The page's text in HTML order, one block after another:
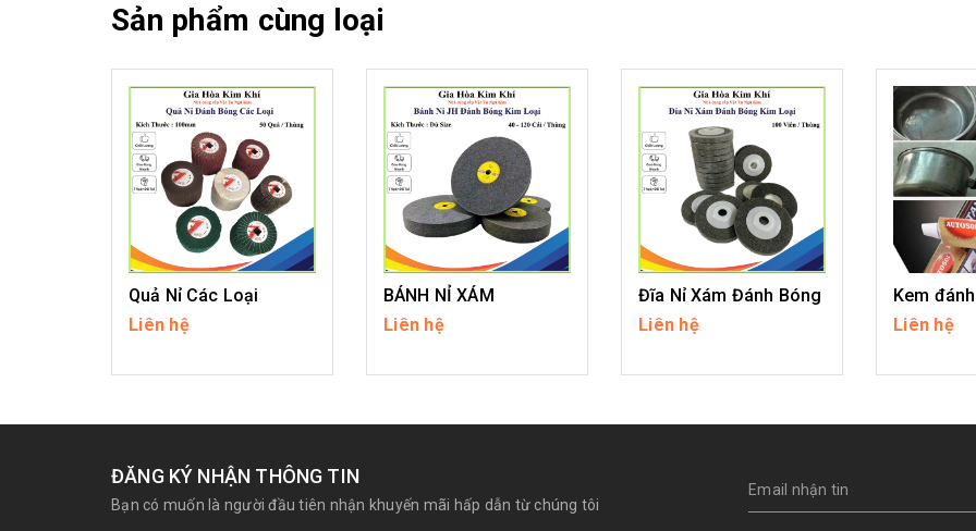
Sản phẩm cùng loại
Quả Nỉ Các Loại
Liên hệ
BÁNH NỈ XÁM
Liên hệ
Đĩa Nỉ Xám Đánh Bóng
Liên hệ
Liên hệ
ĐĂNG KÝ NHẬN THÔNG TIN
Bạn có muốn là người đầu tiên nhận khuyến mãi hấp dẫn từ chúng tôi